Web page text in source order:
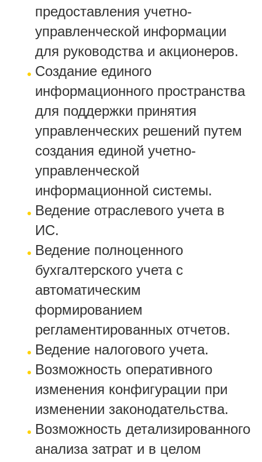
предоставления учетно-
управленческой информации
для руководства и акционеров.
Создание единого
информационного пространства
для поддержки принятия
управленческих решений путем
создания единой учетно-
управленческой
информационной системы.
Ведение отраслевого учета в
ИС.
Ведение полноценного
бухгалтерского учета с
автоматическим
формированием
регламентированных отчетов.
Ведение налогового учета.
Возможность оперативного
изменения конфигурации при
изменении законодательства.
Возможность детализированного
анализа затрат и в целом